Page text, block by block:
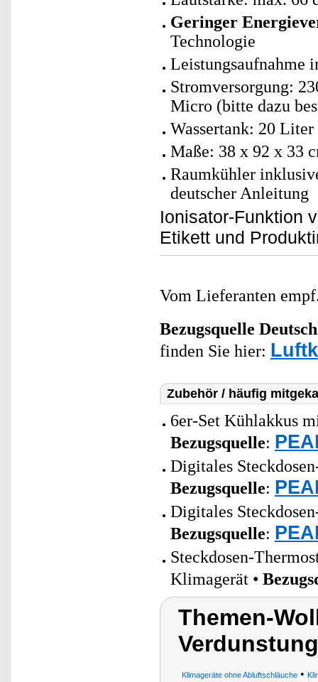
Geringer
Technologie
Leistungsaufnahme
Stromversorgung:
Micro (bitte dazu
Wassertank: 20 Liter
Maße: 38 x 92 x 33
Raumkühler
deutscher Anleitung
Ionisator-Funktion
Etikett und
Vom Lieferanten
Bezugsquelle
finden Sie hier:
Zubehör / häufig
6er-Set Kühlakkus
Bezugsquelle:
Digitales
Bezugsquelle:
Digitales
Bezugsquelle:
Steckdosen-
Klimagerät •
Themen-
Klimageräte ohne Abluftschläuche•